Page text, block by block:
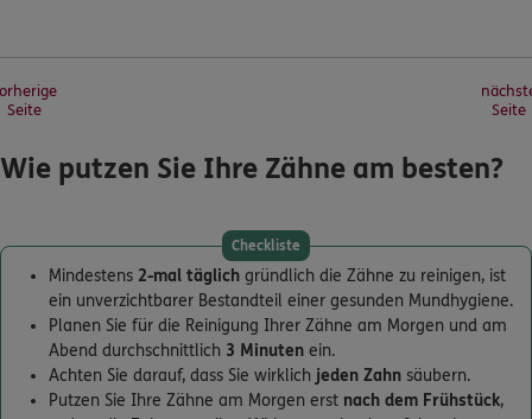
Seite
Seite
Wie putzen Sie Ihre Zähne am besten?
Checkliste
Mindestens 2-mal täglich gründlich die Zähne zu reinigen, ist
ein unverzichtbarer Bestandteil einer gesunden Mundhygiene.
Planen Sie für die Reinigung Ihrer Zähne am Morgen und am
Abend durchschnittlich 3 Minuten ein.
Achten Sie darauf, dass Sie wirklich jeden Zahn säubern.
Putzen Sie Ihre Zähne am Morgen erst nach dem Frühstück,